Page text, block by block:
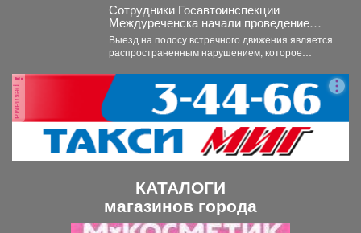
Сотрудники Госавтоинспекции
Междуреченска начали проведение
профилактической операции
«Встречная полоса»
Выезд на полосу встречного движения является
распространенным нарушением, которое
транспортного происшествия...
реклама
КАТАЛОГИ
магазинов города